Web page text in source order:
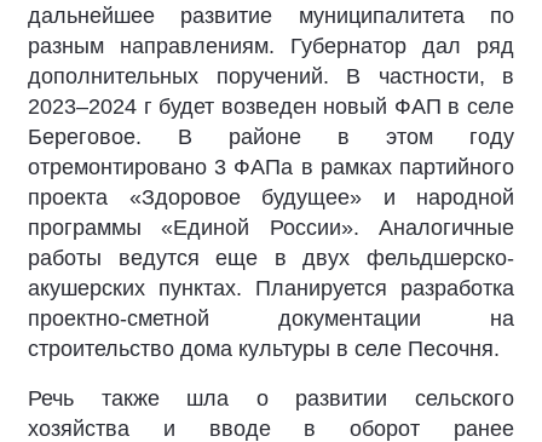
дальнейшее развитие муниципалитета по
разным направлениям. Губернатор дал ряд
дополнительных поручений. В частности, в
2023–2024 г будет возведен новый ФАП в селе
Береговое. В районе в этом году
отремонтировано 3 ФАПа в рамках партийного
проекта «Здоровое будущее» и народной
программы «Единой России». Аналогичные
работы ведутся еще в двух фельдшерско-
акушерских пунктах. Планируется разработка
проектно-сметной документации на
строительство дома культуры в селе Песочня.
Речь также шла о развитии сельского
хозяйства и вводе в оборот ранее